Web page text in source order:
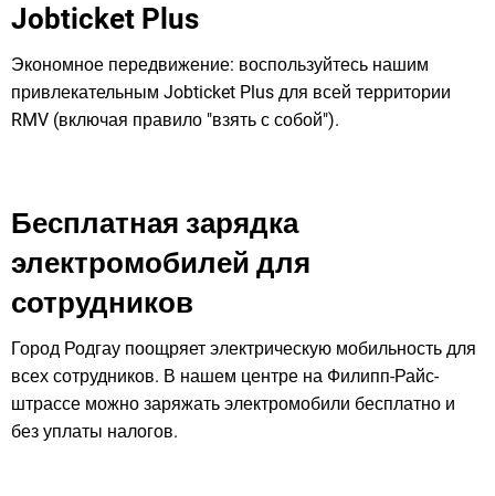
Jobticket Plus
Экономное передвижение: воспользуйтесь нашим
привлекательным Jobticket Plus для всей территории
RMV (включая правило "взять с собой").
Бесплатная зарядка
электромобилей для
сотрудников
Город Родгау поощряет электрическую мобильность для
всех сотрудников. В нашем центре на Филипп-Райс-
штрассе можно заряжать электромобили бесплатно и
без уплаты налогов.